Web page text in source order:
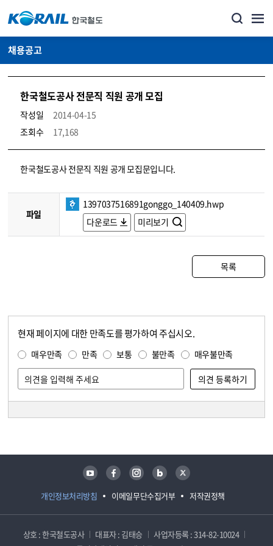
채용공고
한국철도공사 전문직 직원 공개 모집
작성일
2014-04-15
조회수
17,168
코레일소개_경영공시_채용공고 상세보기 – 내용, 파일, 담당자 연락처로 구성
한국철도공사 전문직 직원 공개 모집문입니다.
파일
1397037516891gonggo_140409.hwp
다운로드
미리보기
목록
현재 페이지에 대한 만족도를 평가하여 주십시오.
매우만족 만족 보통 불만족 매우불만족
개인정보처리방침 이메일무단수집거부 저작권정책
유튜브 페이스북 인스타그램 블로그 트위터
상호 : 한국철도공사 대표자 : 김태승
사업자등록 : 314-82-10024